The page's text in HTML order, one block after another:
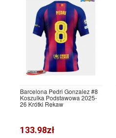
Barcelona Pedri Gonzalez #8
Koszulka Podstawowa 2025-
26 Krótki Rękaw
133.98zł